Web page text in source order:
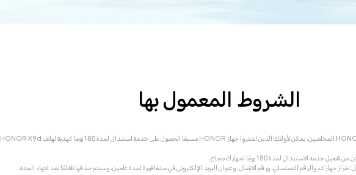
الشروط المعمول بها
للتعبير عن خالص تقديرنا لعملاء HONOR المخلصين، يمكن لأولئك الذين اشتروا جهاز HONOR مسبقا الحصول على خدمة استبدال لمدة 180 يوما كهدية لهاتف HONOR X9d
الاستبدال لمدة 180 يومًا لجهازك بنجاح.
جهازك، والرقم التسلسلي، ورقم الاتصال، وعنوان البريد الإلكتروني في سنغافورة لمدة عامين، وسيتم حذفها تلقائيًا بعد انتهاء المدة.